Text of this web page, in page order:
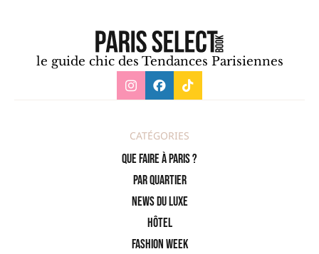
le guide chic des Tendances Parisiennes
CATÉGORIES
Que faire à Paris ?
PAR QUARTIER
News du Luxe
Hôtel
Fashion Week